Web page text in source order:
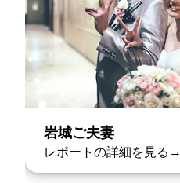
岩城ご夫妻
レポートの詳細を見る→